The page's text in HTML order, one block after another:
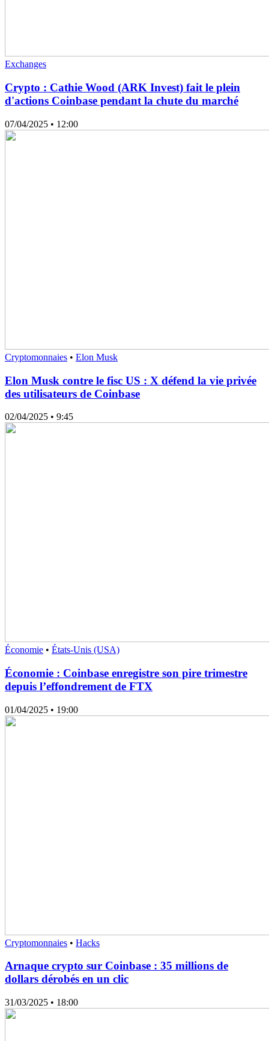
Exchanges
Crypto : Cathie Wood (ARK Invest) fait le plein
d'actions Coinbase pendant la chute du marché
07/04/2025 • 12:00
Cryptomonnaies • Elon Musk
Elon Musk contre le fisc US : X défend la vie privée
des utilisateurs de Coinbase
02/04/2025 • 9:45
Économie • États-Unis (USA)
Économie : Coinbase enregistre son pire trimestre
depuis l’effondrement de FTX
01/04/2025 • 19:00
Cryptomonnaies • Hacks
Arnaque crypto sur Coinbase : 35 millions de
dollars dérobés en un clic
31/03/2025 • 18:00